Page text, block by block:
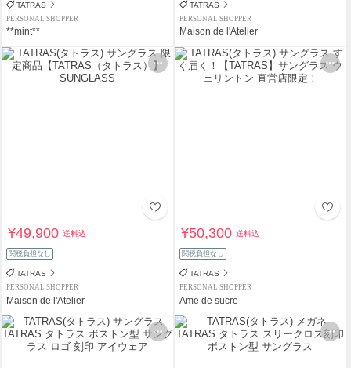
TATRAS
PERSONAL SHOPPER
**mint**
TATRAS
PERSONAL SHOPPER
Maison de l'Atelier
¥49,900送料込
関税負担なし
TATRAS
PERSONAL SHOPPER
Maison de l'Atelier
¥50,300送料込
関税負担なし
TATRAS
PERSONAL SHOPPER
Ame de sucre